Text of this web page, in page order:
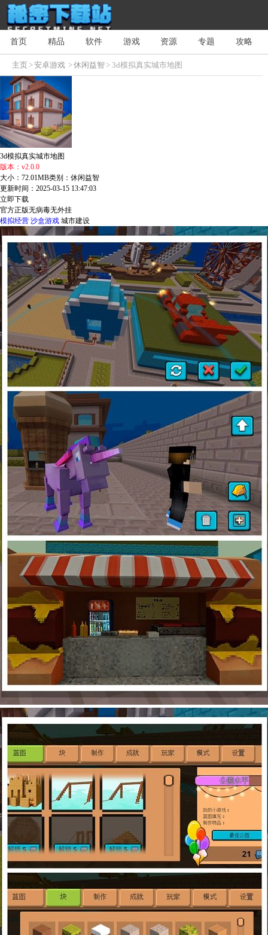
首页 精品 软件 游戏 资源 专题 攻略
主页>安卓游戏 >休闲益智 > 3d模拟真实城市地图
3d模拟真实城市地图
版本：v2.0.0
大小：72.01MB类别：休闲益智
更新时间：2025-03-15 13:47:03
立即下载
官方正版无病毒无外挂
模拟经营 沙盒游戏 城市建设